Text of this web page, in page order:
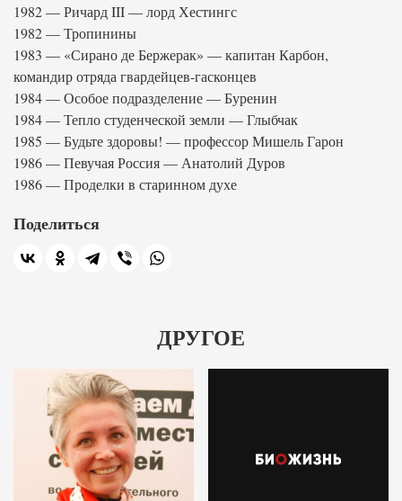
1982 — Ричард III — лорд Хестингс
1982 — Тропинины
1983 — «Сирано де Бержерак» — капитан Карбон,
командир отряда гвардейцев-гасконцев
1984 — Особое подразделение — Буренин
1984 — Тепло студенческой земли — Глыбчак
1985 — Будьте здоровы! — профессор Мишель Гарон
1986 — Певучая Россия — Анатолий Дуров
1986 — Проделки в старинном духе
Поделиться
ДРУГОЕ